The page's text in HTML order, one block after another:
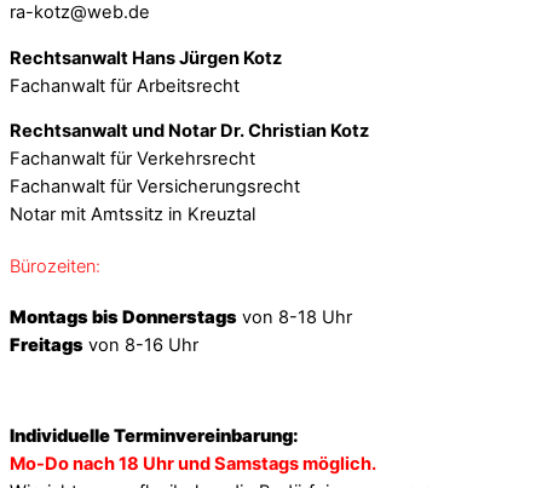
ra-kotz@web.de
Rechtsanwalt Hans Jürgen Kotz
Fachanwalt für Arbeitsrecht
Rechtsanwalt und Notar Dr. Christian Kotz
Fachanwalt für Verkehrsrecht
Fachanwalt für Versicherungsrecht
Notar mit Amtssitz in Kreuztal
Bürozeiten:
Montags bis Donnerstags von 8-18 Uhr
Freitags von 8-16 Uhr
Individuelle Terminvereinbarung:
Mo-Do nach 18 Uhr und Samstags möglich.